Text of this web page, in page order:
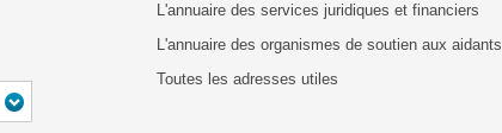
L'annuaire des services juridiques et financiers
L'annuaire des organismes de soutien aux aidants
Toutes les adresses utiles